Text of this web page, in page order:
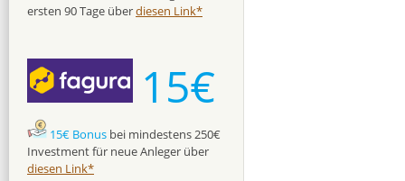
ersten 90 Tage überdiesen Link*
15€
15€ Bonus bei mindestens 250€
Investment für neue Anleger über
diesen Link*